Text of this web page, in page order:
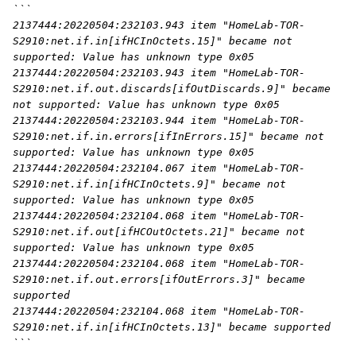
```
2137444:20220504:232103.943 item "HomeLab-TOR-
S2910:net.if.in[ifHCInOctets.15]" became not
supported: Value has unknown type 0x05
2137444:20220504:232103.943 item "HomeLab-TOR-
S2910:net.if.out.discards[ifOutDiscards.9]" became
not supported: Value has unknown type 0x05
2137444:20220504:232103.944 item "HomeLab-TOR-
S2910:net.if.in.errors[ifInErrors.15]" became not
supported: Value has unknown type 0x05
2137444:20220504:232104.067 item "HomeLab-TOR-
S2910:net.if.in[ifHCInOctets.9]" became not
supported: Value has unknown type 0x05
2137444:20220504:232104.068 item "HomeLab-TOR-
S2910:net.if.out[ifHCOutOctets.21]" became not
supported: Value has unknown type 0x05
2137444:20220504:232104.068 item "HomeLab-TOR-
S2910:net.if.out.errors[ifOutErrors.3]" became
supported
2137444:20220504:232104.068 item "HomeLab-TOR-
S2910:net.if.in[ifHCInOctets.13]" became supported
```